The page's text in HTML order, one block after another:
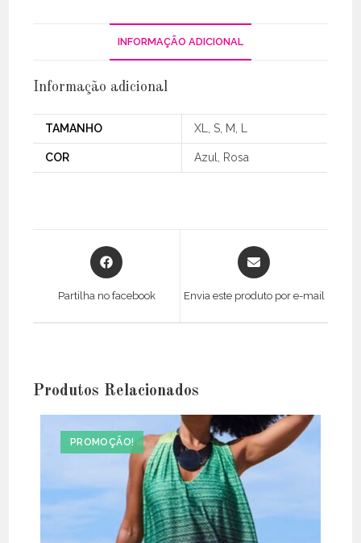
INFORMAÇÃO ADICIONAL
Informação adicional
TAMANHO XL, S, M, L
COR Azul, Rosa
Opens
in
Partilha no facebook
Opens
in
Envia este produto por e-mail
Produtos Relacionados
PROMOÇÃO!